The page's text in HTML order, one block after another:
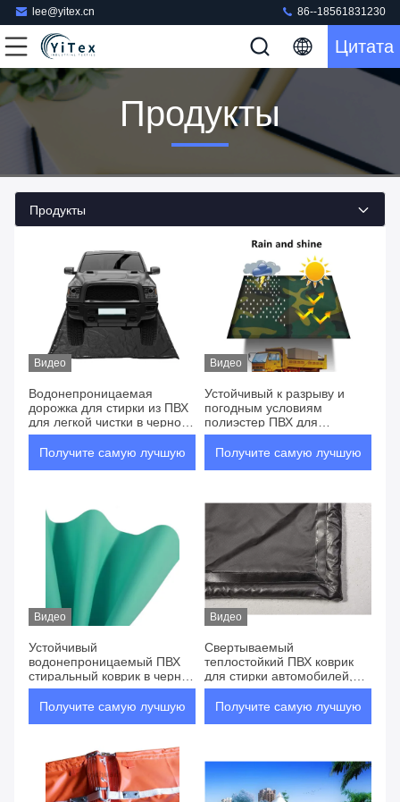
lee@yitex.cn 86--18561831230
Цитата
Продукты
Продукты
Видео
Водонепроницаемая
дорожка для стирки из ПВХ
для легкой чистки в черно-
сером цвете
Получите самую лучшую
Видео
Устойчивый к разрыву и
погодным условиям
полиэстер ПВХ для
грузовиков, защищенный от
ультрафиолетовых лучей
Получите самую лучшую
Видео
Устойчивый
водонепроницаемый ПВХ
стиральный коврик в черно-
сером или индивидуальных
цветах
Получите самую лучшую
Видео
Свертываемый
теплостойкий ПВХ коврик
для стирки автомобилей,
обеспечивающий
долговечность / защиту без
Получите самую лучшую